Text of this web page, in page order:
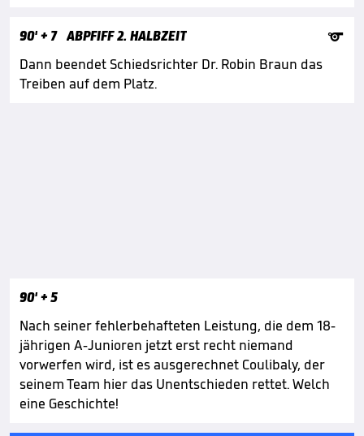
90'+ 7 ABPFIFF 2. HALBZEIT

Dann beendet Schiedsrichter Dr. Robin Braun das
Treiben auf dem Platz.
90'+ 5
Nach seiner fehlerbehafteten Leistung, die dem 18-
jährigen A-Junioren jetzt erst recht niemand
vorwerfen wird, ist es ausgerechnet Coulibaly, der
seinem Team hier das Unentschieden rettet. Welch
eine Geschichte!